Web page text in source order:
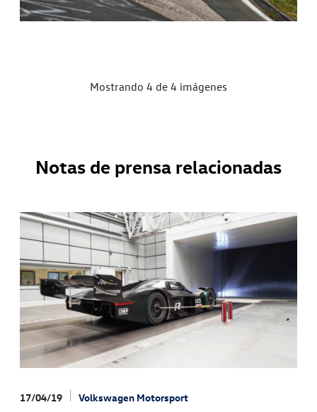
Mostrando 4 de 4 imágenes
Notas de prensa relacionadas
17/04/19 Volkswagen Motorsport